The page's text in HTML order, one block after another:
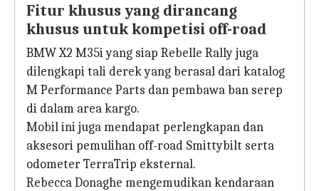
Fitur khusus yang dirancang
khusus untuk kompetisi off-road
BMW X2 M35i yang siap Rebelle Rally juga
dilengkapi tali derek yang berasal dari katalog
M Performance Parts dan pembawa ban serep
di dalam area kargo.
Mobil ini juga mendapat perlengkapan dan
aksesori pemulihan off-road Smittybilt serta
odometer TerraTrip eksternal.
Rebecca Donaghe mengemudikan kendaraan